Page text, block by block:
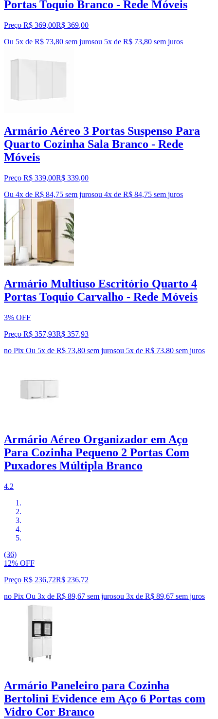
Portas Toquio Branco - Rede Móveis
Preço R$ 369,00R$ 369,00
Ou 5x de R$ 73,80 sem jurosou 5x de R$ 73,80 sem juros
Armário Aéreo 3 Portas Suspenso Para
Quarto Cozinha Sala Branco - Rede
Móveis
Preço R$ 339,00R$ 339,00
Ou 4x de R$ 84,75 sem jurosou 4x de R$ 84,75 sem juros
Armário Multiuso Escritório Quarto 4
Portas Toquio Carvalho - Rede Móveis
3% OFF
Preço R$ 357,93R$ 357,93
no Pix Ou 5x de R$ 73,80 sem jurosou 5x de R$ 73,80 sem juros
Armário Aéreo Organizador em Aço
Para Cozinha Pequeno 2 Portas Com
Puxadores Múltipla Branco
4.2
(36)
12% OFF
Preço R$ 236,72R$ 236,72
no Pix Ou 3x de R$ 89,67 sem jurosou 3x de R$ 89,67 sem juros
Armário Paneleiro para Cozinha
Bertolini Evidence em Aço 6 Portas com
Vidro Cor Branco